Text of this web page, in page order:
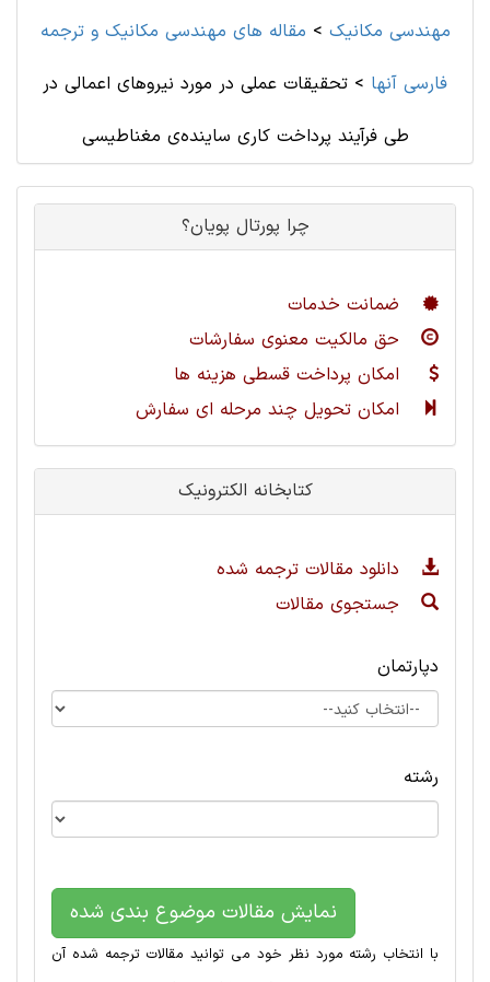
مهندسی مکانیک > مقاله های مهندسی مکانیک و ترجمه
فارسی آنها > تحقیقات عملی در مورد نیروهای اعمالی در
طی فرآیند پرداخت کاری ساینده‌ی مغناطیسی
چرا پورتال پویان؟
ضمانت خدمات
حق مالکیت معنوی سفارشات
امکان پرداخت قسطی هزینه ها
امکان تحویل چند مرحله ای سفارش
کتابخانه الکترونیک
دانلود مقالات ترجمه شده
جستجوی مقالات
دپارتمان
رشته
نمایش مقالات موضوع بندی شده
با انتخاب رشته مورد نظر خود می توانید مقالات ترجمه شده آن